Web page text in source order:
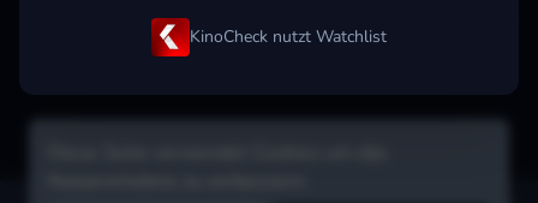
KinoCheck nutzt Watchlist